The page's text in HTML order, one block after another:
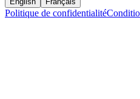
Politique de confidentialité